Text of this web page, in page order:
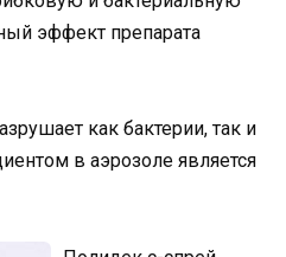
эффект препарата
как бактерии, так и
в аэрозоле является